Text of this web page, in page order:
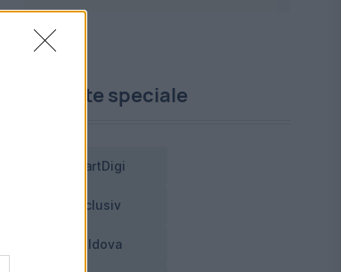
Proiecte speciale
SmartDigi
Exclusiv
Moldova